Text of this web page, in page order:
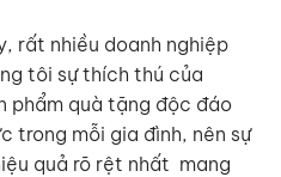
rất nhiều doanh nghiệp
tôi sự thích thú của
phẩm quà tặng độc đáo
trong mỗi gia đình, nên sự
quả rõ rệt nhất mang